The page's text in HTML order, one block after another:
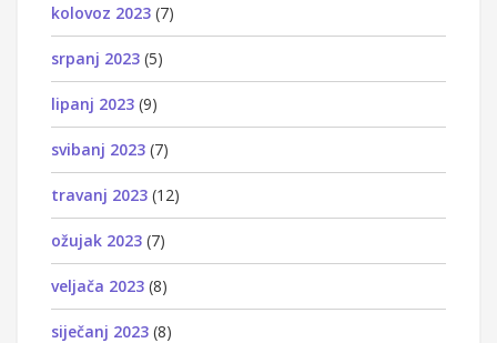
kolovoz 2023 (7)
srpanj 2023 (5)
lipanj 2023 (9)
svibanj 2023 (7)
travanj 2023 (12)
ožujak 2023 (7)
veljača 2023 (8)
siječanj 2023 (8)